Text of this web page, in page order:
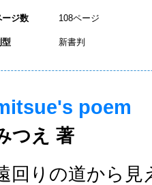
ージ数 108ページ
型 新書判
poem
つえ 著
回りの道から